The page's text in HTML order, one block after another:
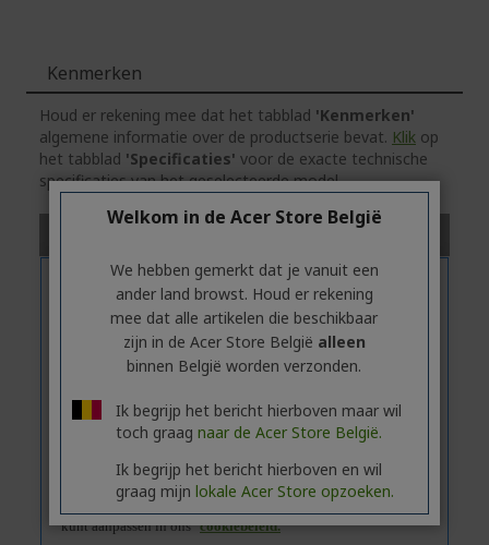
Kenmerken
Houd er rekening mee dat het tabblad 'Kenmerken'
algemene informatie over de productserie bevat. Klik op
het tabblad 'Specificaties' voor de exacte technische
specificaties van het geselecteerde model.
Welkom in de Acer Store België
We hebben gemerkt dat je vanuit een
ander land browst. Houd er rekening
mee dat alle artikelen die beschikbaar
zijn in de Acer Store België alleen
binnen België worden verzonden.
Ik begrijp het bericht hierboven maar wil
toch graag naar de Acer Store België.
Ik begrijp het bericht hierboven en wil
graag mijn lokale Acer Store opzoeken.